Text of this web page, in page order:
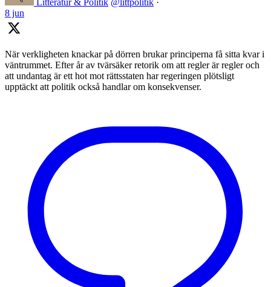
Litteratur & Politik @littpolitik ·
8 jun
När verkligheten knackar på dörren brukar principerna få sitta kvar i
väntrummet. Efter år av tvärsäker retorik om att regler är regler och
att undantag är ett hot mot rättsstaten har regeringen plötsligt
upptäckt att politik också handlar om konsekvenser.